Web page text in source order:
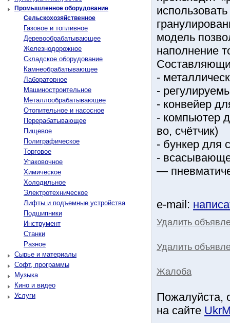
Промышленное оборудование
Сельскохозяйственное
Газовое и топливное
Деревообрабатывающее
Железнодорожное
Складское оборудование
Камнеобрабатывающее
Лабораторное
Машиностроительное
Металлообрабатывающее
Отопительное и насосное
Перерабатывающее
Пищевое
Полиграфическое
Торговое
Упаковочное
Химическое
Холодильное
Электротехническое
Лифты и подъемные устройства
Подшипники
Инструмент
Станки
Разное
Сырье и материалы
Софт, программы
Музыка
Кино и видео
Услуги
модель
наполнение
-
-
- конвейер
- компьютер
во, счётчик)
- бункер для
-
—
e-mail:
Удалить
Удалить
Жалоба
Пожалуйста,
на сайте